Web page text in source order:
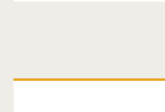
Birincil